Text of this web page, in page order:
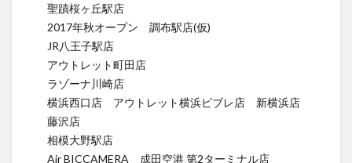
聖蹟桜ヶ丘駅店
2017年秋オープン 調布駅店(仮)
JR八王子駅店
アウトレット町田店
ラゾーナ川崎店
横浜西口店 アウトレット横浜ビブレ店 新横浜店
藤沢店
相模大野駅店
Air BICCAMERA 成田空港 第2ターミナル店